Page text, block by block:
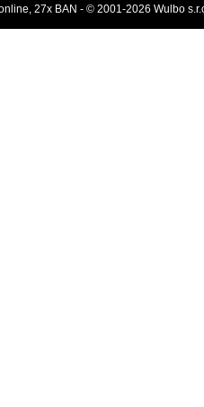
27x BAN - © 2001-2026 Wulbo